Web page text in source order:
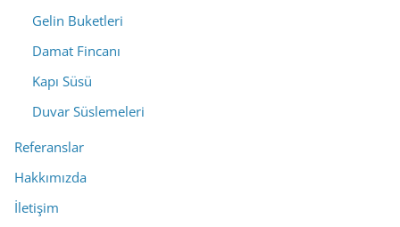
Gelin Buketleri
Damat Fincanı
Kapı Süsü
Duvar Süslemeleri
Referanslar
Hakkımızda
İletişim